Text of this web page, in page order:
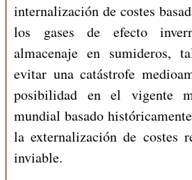
internalización de costes
los gases de efecto
almacenaje en sumideros,
evitar una catástrofe
posibilidad en el vigente
mundial basado
la externalización de costes
inviable.